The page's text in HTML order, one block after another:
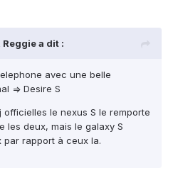
Reggie a dit :
avec une belle
=> Desire S
le nexus S le remporte
les deux, mais le galaxy S
rapport à ceux la.